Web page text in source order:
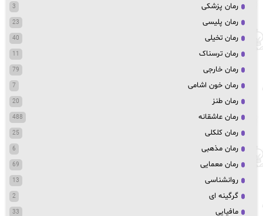
رمان پزشکی 3
رمان پلیسی 23
رمان تخیلی 40
رمان ترسناک 11
رمان خارجی 79
رمان خون اشامی 7
رمان طنز 20
رمان عاشقانه 488
رمان کلکلی 25
رمان مذهبی 6
رمان معمایی 69
روانشناسی 13
گرگینه ای 2
مافیایی 33